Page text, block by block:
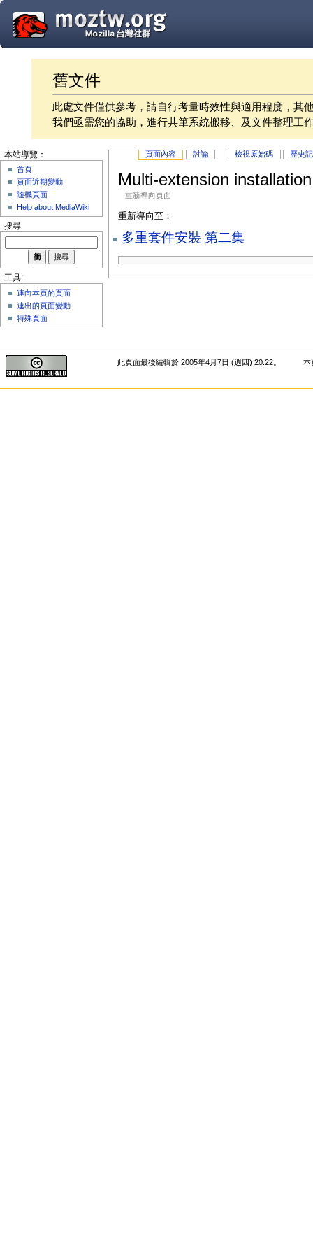
舊文件
此處文件僅供參考，請自行考量時效性與適用程度，其
我們亟需您的協助，進行共筆系統搬移、及文件整理工
頁面內容 討論 檢視原始碼 歷史
Multi-extension
重新導向頁面
重新導向至：
多重套件安裝 第二集
本站導覽：
首頁
頁面近期變動
隨機頁面
Help about MediaWiki
搜尋
工具:
連向本頁的頁面
連出的頁面變動
特殊頁面
此頁面最後編輯於 2005年4月7日 (週四) 20:22。 本